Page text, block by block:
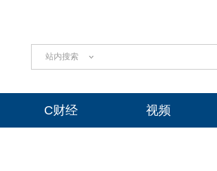
站内搜索
C财经 视频